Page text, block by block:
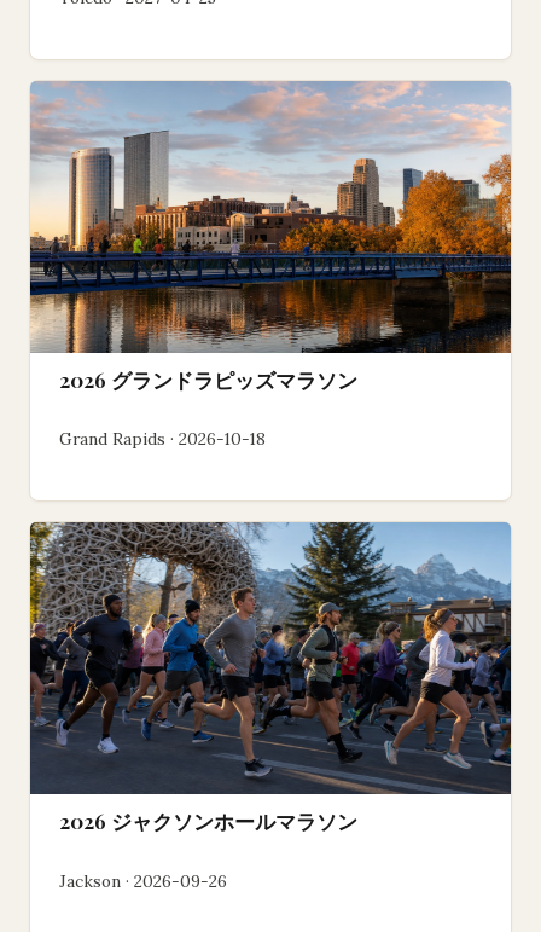
2026 グランドラピッズマラソン
Grand Rapids · 2026-10-18
2026 ジャクソンホールマラソン
Jackson · 2026-09-26